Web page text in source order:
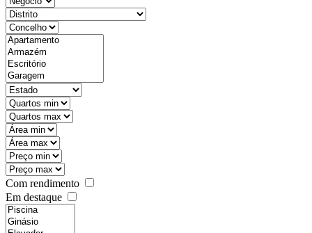
Com rendimento
Em destaque